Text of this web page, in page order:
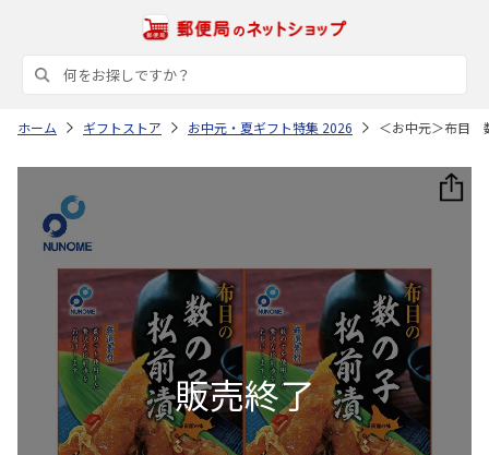
ホーム ギフトストア お中元・夏ギフト特集 2026 ＜お中元＞布目